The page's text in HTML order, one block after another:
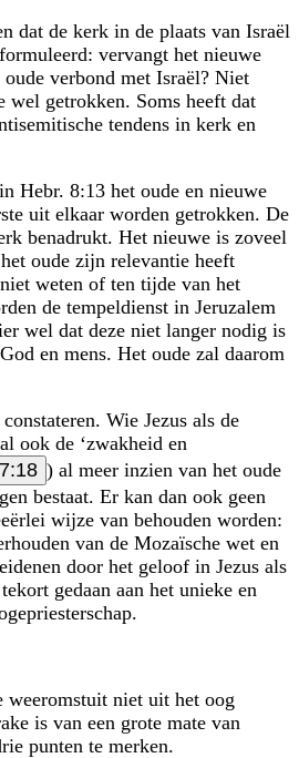
dat de kerk in de plaats van Israël
vervangt het nieuwe
verbond met Israël? Niet
wel getrokken. Soms heeft dat
tendens in kerk en
Hebr. 8:13 het oude en nieuwe
uit elkaar worden getrokken. De
benadrukt. Het nieuwe is zoveel
oude zijn relevantie heeft
weten of ten tijde van het
de tempeldienst in Jeruzalem
wel dat deze niet langer nodig is
en mens. Het oude zal daarom
Wie Jezus als de
ook de ‘zwakheid en
) al meer inzien van het oude
bestaat. Er kan dan ook geen
wijze van behouden worden:
van de Mozaïsche wet en
door het geloof in Jezus als
gedaan aan het unieke en
weeromstuit niet uit het oog
is van een grote mate van
punten te merken.